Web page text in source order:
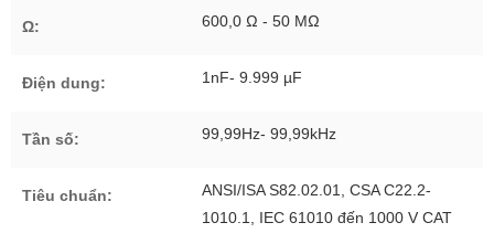
Ω: 600,0 Ω - 50 MΩ
Điện dung: 1nF- 9.999 µF
Tần số: 99,99Hz- 99,99kHz
Tiêu chuẩn:
ANSI/ISA S82.02.01, CSA C22.2-
1010.1, IEC 61010 đến 1000 V CAT